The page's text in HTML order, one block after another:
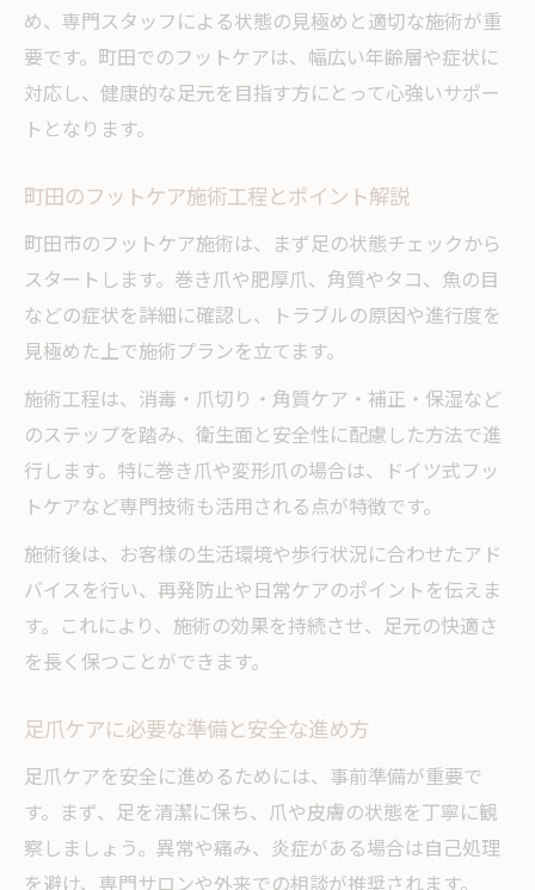
め、専門スタッフによる状態の見極めと適切な施術が重
要です。町田でのフットケアは、幅広い年齢層や症状に
対応し、健康的な足元を目指す方にとって心強いサポー
トとなります。
町田のフットケア施術工程とポイント解説
町田市のフットケア施術は、まず足の状態チェックから
スタートします。巻き爪や肥厚爪、角質やタコ、魚の目
などの症状を詳細に確認し、トラブルの原因や進行度を
見極めた上で施術プランを立てます。
施術工程は、消毒・爪切り・角質ケア・補正・保湿など
のステップを踏み、衛生面と安全性に配慮した方法で進
行します。特に巻き爪や変形爪の場合は、ドイツ式フッ
トケアなど専門技術も活用される点が特徴です。
施術後は、お客様の生活環境や歩行状況に合わせたアド
バイスを行い、再発防止や日常ケアのポイントを伝えま
す。これにより、施術の効果を持続させ、足元の快適さ
を長く保つことができます。
足爪ケアに必要な準備と安全な進め方
足爪ケアを安全に進めるためには、事前準備が重要で
す。まず、足を清潔に保ち、爪や皮膚の状態を丁寧に観
察しましょう。異常や痛み、炎症がある場合は自己処理
を避け、専門サロンや外来での相談が推奨されます。